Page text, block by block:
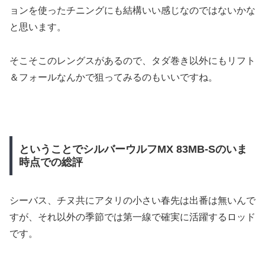
ョンを使ったチニングにも結構いい感じなのではないかな
と思います。
そこそこのレングスがあるので、タダ巻き以外にもリフト
＆フォールなんかで狙ってみるのもいいですね。
ということでシルバーウルフMX 83MB-Sのいま
時点での総評
シーバス、チヌ共にアタリの小さい春先は出番は無いんで
すが、それ以外の季節では第一線で確実に活躍するロッド
です。